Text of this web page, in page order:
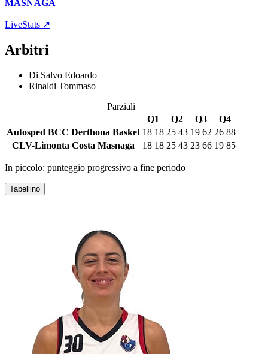
MASNAGA
LiveStats ↗
Arbitri
Di Salvo Edoardo
Rinaldi Tommaso
Parziali
Q1
Q2 Q3
Q4
Autosped BCC Derthona Basket 18 18 25 43 19 62 26 88
CLV-Limonta Costa Masnaga
18 18 25 43 23 66 19 85
In piccolo: punteggio progressivo a fine periodo
Tabellino